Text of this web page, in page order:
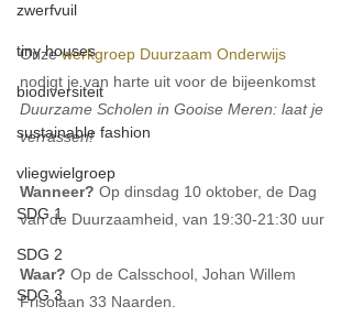
zwerfvuil
tiny houses
biodiversiteit
sustainable fashion
vliegwielgroep
SDG 1
SDG 2
SDG 3
Onze werkgroep Duurzaam Onderwijs
nodigt je van harte uit voor de bijeenkomst
Duurzame Scholen in Gooise Meren: laat je
verrassen!
Wanneer? Op dinsdag 10 oktober, de Dag
van de Duurzaamheid, van 19:30-21:30 uur
Waar? Op de Calsschool, Johan Willem
Frisolaan 33 Naarden.